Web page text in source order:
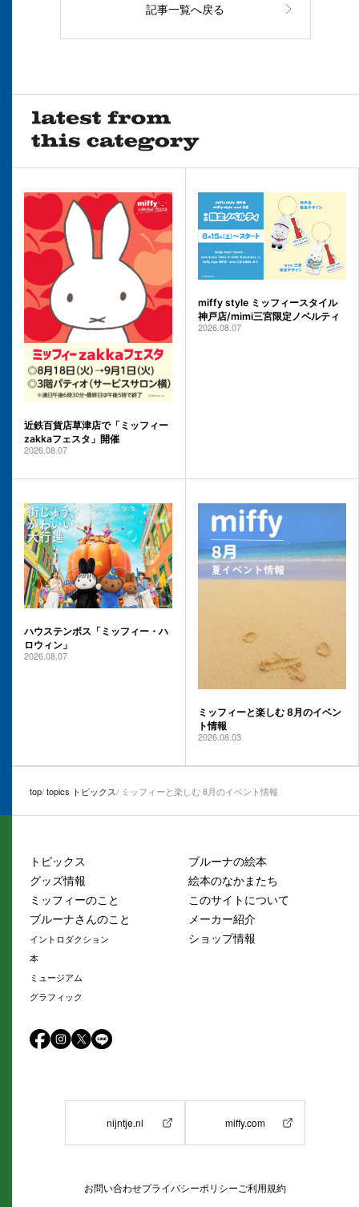
記事一覧へ戻る
近鉄百貨店草津店で「ミッフィー
zakkaフェスタ」開催
2026.08.07
miffy style ミッフィースタイル
神戸店/mimi三宮限定ノベルティ
2026.08.07
ハウステンボス「ミッフィー・ハ
ロウィン」
2026.08.07
ミッフィーと楽しむ 8月のイベン
ト情報
2026.08.03
top topics トピックス ミッフィーと楽しむ 8月のイベント情報
トピックス
グッズ情報
ミッフィーのこと
ブルーナさんのこと
イントロダクション
本
ミュージアム
グラフィック
ブルーナの絵本
絵本のなかまたち
このサイトについて
メーカー紹介
ショップ情報
nijntje.nl miffy.com
お問い合わせプライバシーポリシーご利用規約